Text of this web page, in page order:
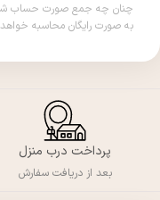
به صورت رایگان محاسبه
پرداخت درب منزل
بعد از دریافت سفارش